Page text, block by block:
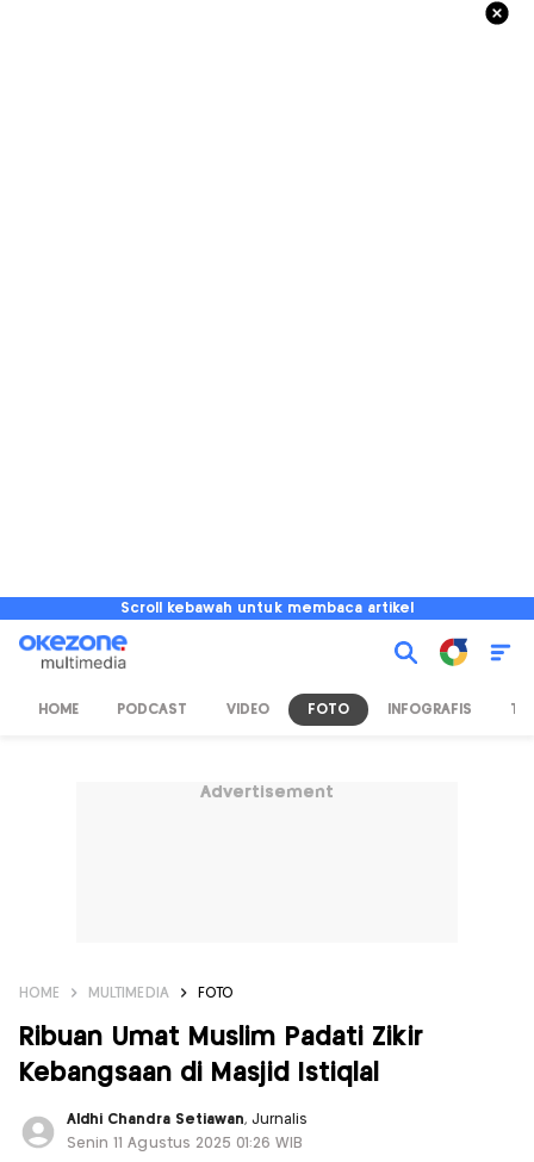
Scroll kebawah untuk membaca artikel
HOME PODCAST VIDEO FOTO INFOGRAFIS TV
Advertisement
HOME MULTIMEDIA FOTO
Ribuan Umat Muslim Padati Zikir
Kebangsaan di Masjid Istiqlal
Aldhi Chandra Setiawan, Jurnalis
Senin 11 Agustus 2025 01:26 WIB